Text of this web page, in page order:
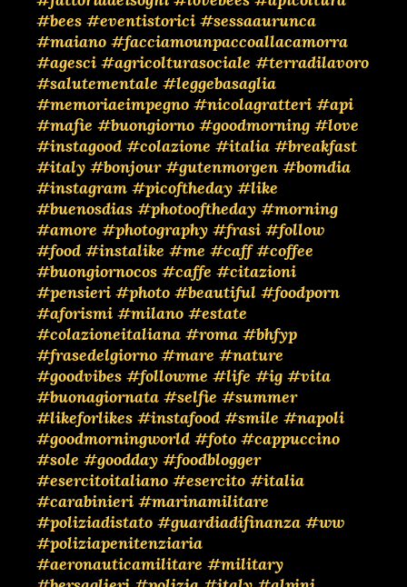
#bees #eventistorici #sessaaurunca
#maiano #facciamounpaccoallacamorra
#agesci #agricolturasociale #terradilavoro
#salutementale #leggebasaglia
#memoriaeimpegno #nicolagratteri #api
#mafie #buongiorno #goodmorning #love
#instagood #colazione #italia #breakfast
#italy #bonjour #gutenmorgen #bomdia
#instagram #picoftheday #like
#buenosdias #photooftheday #morning
#amore #photography #frasi #follow
#food #instalike #me #caff #coffee
#buongiornocos #caffe #citazioni
#pensieri #photo #beautiful #foodporn
#aforismi #milano #estate
#colazioneitaliana #roma #bhfyp
#frasedelgiorno #mare #nature
#goodvibes #followme #life #ig #vita
#buonagiornata #selfie #summer
#likeforlikes #instafood #smile #napoli
#goodmorningworld #foto #cappuccino
#sole #goodday #foodblogger
#esercitoitaliano #esercito #italia
#carabinieri #marinamilitare
#poliziadistato #guardiadifinanza #ww
#poliziapenitenziaria
#aeronauticamilitare #military